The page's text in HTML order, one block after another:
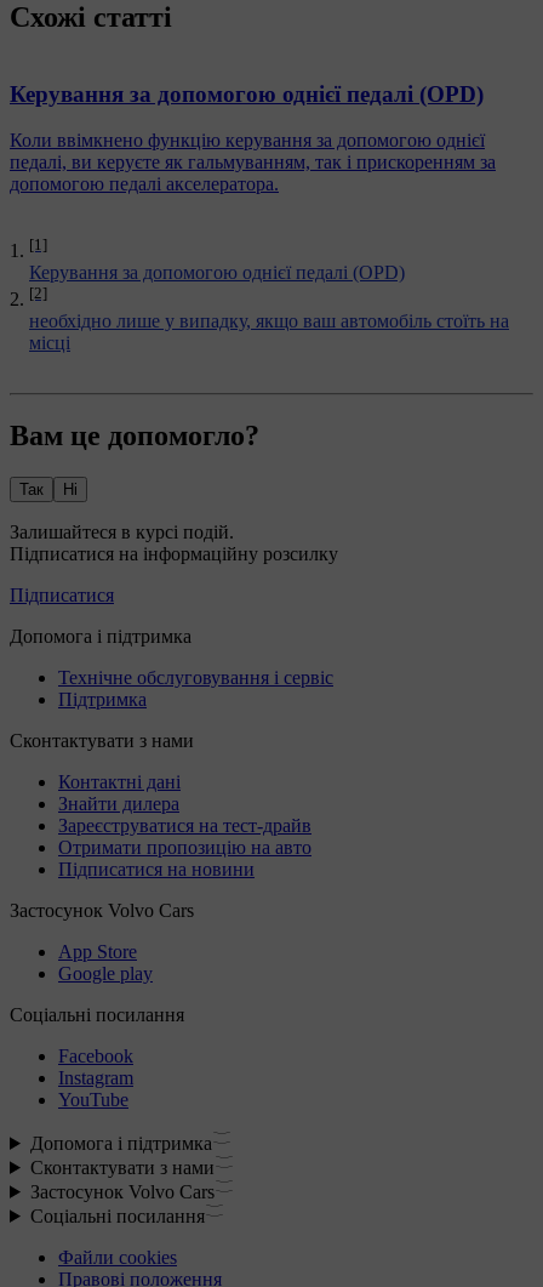
[1]
Керування за допомогою однієї педалі (OPD)
[2]
необхідно лише у випадку, якщо ваш автомобіль стоїть на
місці
Схожі статті
Керування за допомогою однієї педалі (OPD)
Коли ввімкнено функцію керування за допомогою однієї
педалі, ви керуєте як гальмуванням, так і прискоренням за
допомогою педалі акселератора.
Вам це допомогло?
Так Ні